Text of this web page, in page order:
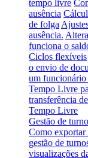
tempo livre
ausência
de folga
ausência.
funciona o
Ciclos flexíveis
o envio de
um funcionário
Tempo Livre
transferência
Tempo Livre
Gestão de
Como exportar
gestão de
visualizações